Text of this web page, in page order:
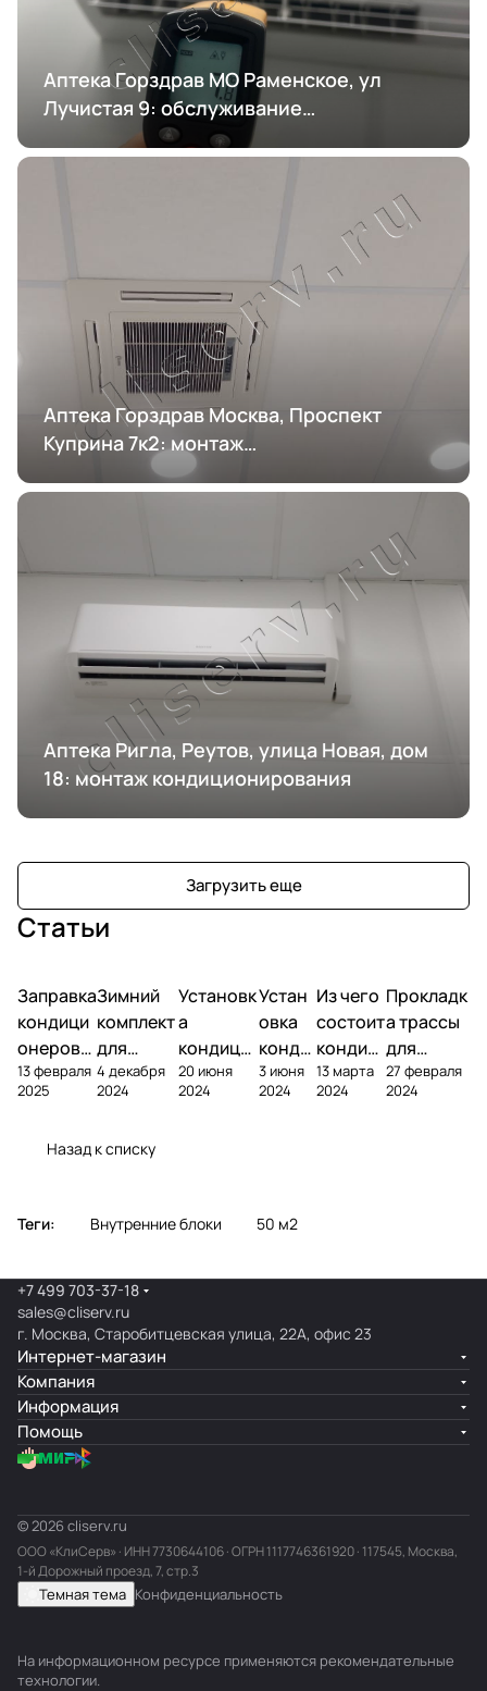
Аптека Горздрав МО Раменское, ул
Лучистая 9: обслуживание
кондиционирования
Аптека Горздрав Москва, Проспект
Куприна 7к2: монтаж
кондиционирования
Аптека Ригла, Реутов, улица Новая, дом
18: монтаж кондиционирования
Загрузить еще
Статьи
Заправка
кондици
онеров
фреоном
13 февраля
2025
Зимний
комплект
для
кондици
онера
4 декабря
2024
Установк
а
кондици
онера на
фасаде
20 июня
2024
Устан
овка
конди
ционе
ра
3 июня
2024
Из чего
состоит
кондиц
ионер?
13 марта
2024
Прокладк
а трассы
для
кондицио
нера
27 февраля
2024
Назад к списку
Теги: Внутренние блоки 50 м2
+7 499 703-37-18
sales@cliserv.ru
г. Москва, Старобитцевская улица, 22А, офис 23
Интернет-магазин
Компания
Информация
Помощь
© 2026 cliserv.ru
ООО «КлиСерв» · ИНН7730644106· ОГРН 1117746361920 · 117545, Москва,
1-й Дорожный проезд, 7, стр.3
Темная тема Конфиденциальность
На информационном ресурсе применяются рекомендательные
технологии.